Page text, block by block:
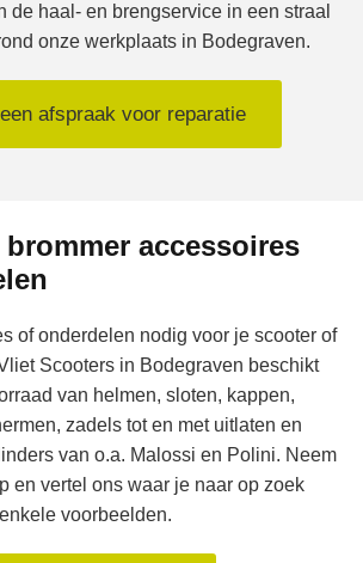
de haal- en brengservice in een straal
onze werkplaats in Bodegraven.
afspraak voor reparatie
accessoires
of onderdelen nodig voor je scooter of
Scooters in Bodegraven beschikt
van helmen, sloten, kappen,
zadels tot en met uitlaten en
van o.a. Malossi en Polini. Neem
en vertel ons waar je naar op zoek
voorbeelden.